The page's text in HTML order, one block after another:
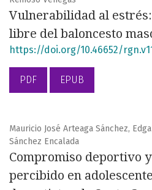
Vulnerabilidad al
libre del baloncesto
https://doi.org/10.46652/
PDF EPUB
Mauricio José Arteaga Sánchez,
Sánchez Encalada
Compromiso deportivo
percibido en